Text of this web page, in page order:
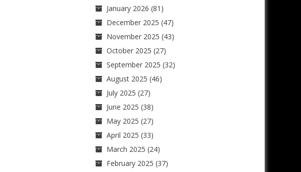
January 2026 (81)
December 2025 (47)
November 2025 (43)
October 2025 (27)
September 2025 (32)
August 2025 (46)
July 2025 (27)
June 2025 (38)
May 2025 (27)
April 2025 (33)
March 2025 (24)
February 2025 (37)